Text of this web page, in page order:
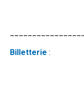
Billetterie :